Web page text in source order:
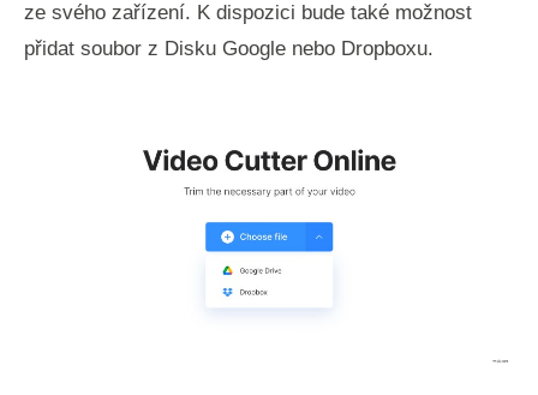
ze svého zařízení. K dispozici bude také možnost
přidat soubor z Disku Google nebo Dropboxu.